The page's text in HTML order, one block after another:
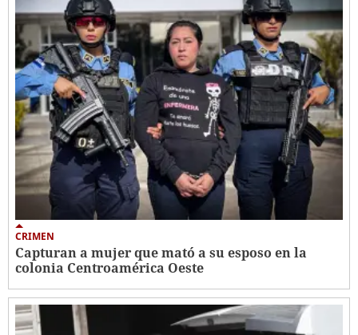
CRIMEN
Capturan a mujer que mató a su esposo en la
colonia Centroamérica Oeste